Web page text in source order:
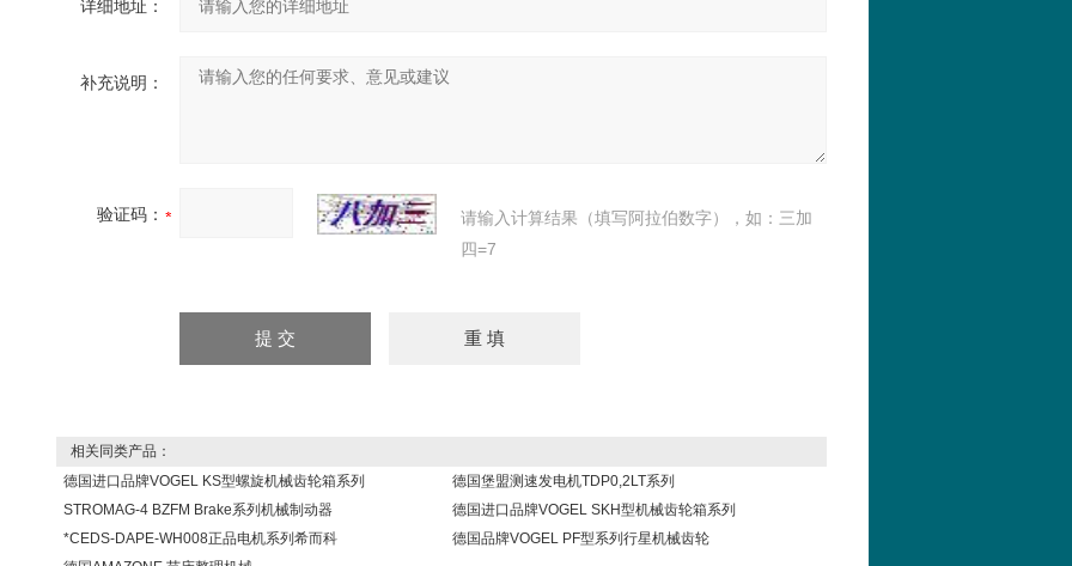
详细地址：
补充说明：
验证码：
请输入计算结果（填写阿拉伯数字），如：三加
四=7
相关同类产品：
德国进口品牌VOGEL KS型螺旋机械齿轮箱系列
德国堡盟测速发电机TDP0,2LT系列
STROMAG-4 BZFM Brake系列机械制动器
德国进口品牌VOGEL SKH型机械齿轮箱系列
*CEDS-DAPE-WH008正品电机系列希而科
德国品牌VOGEL PF型系列行星机械齿轮